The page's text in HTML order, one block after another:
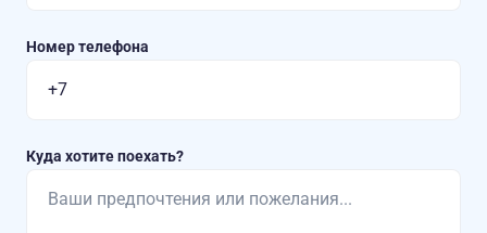
Номер телефона
Куда хотите поехать?